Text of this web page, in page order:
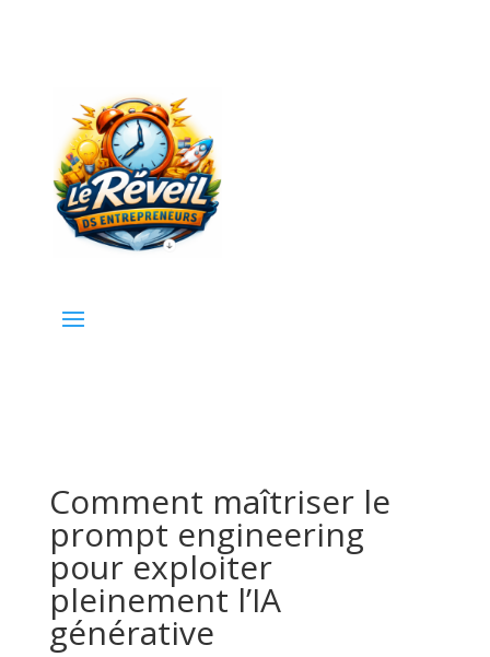
Comment maîtriser le
prompt engineering
pour exploiter
pleinement l’IA
générative